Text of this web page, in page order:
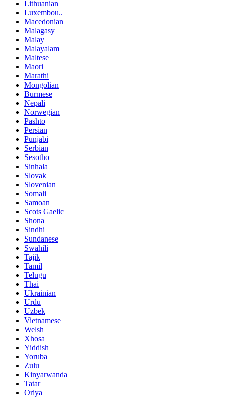
Lithuanian
Luxembou..
Macedonian
Malagasy
Malay
Malayalam
Maltese
Maori
Marathi
Mongolian
Burmese
Nepali
Norwegian
Pashto
Persian
Punjabi
Serbian
Sesotho
Sinhala
Slovak
Slovenian
Somali
Samoan
Scots Gaelic
Shona
Sindhi
Sundanese
Swahili
Tajik
Tamil
Telugu
Thai
Ukrainian
Urdu
Uzbek
Vietnamese
Welsh
Xhosa
Yiddish
Yoruba
Zulu
Kinyarwanda
Tatar
Oriya